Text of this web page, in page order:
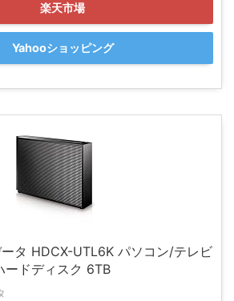
楽天市場
Yahooショッピング
タ HDCX-UTL6K パソコン/テレビ
ードディスク 6TB